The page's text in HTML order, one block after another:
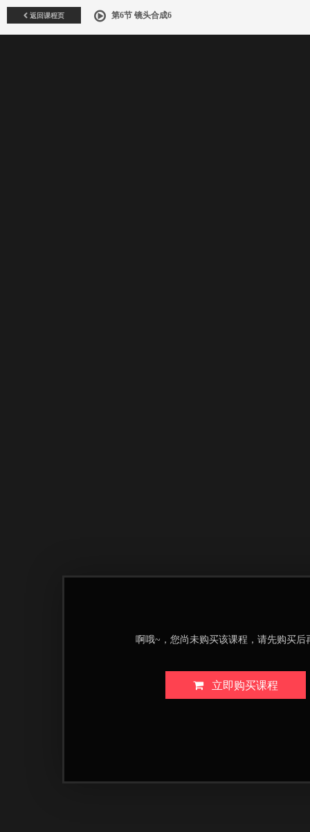
返回课程页 第6节 镜头合成6
啊哦~，您尚未购买该课程，请先购买后
立即购买课程